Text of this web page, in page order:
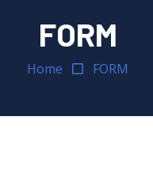
FORM
Home FORM